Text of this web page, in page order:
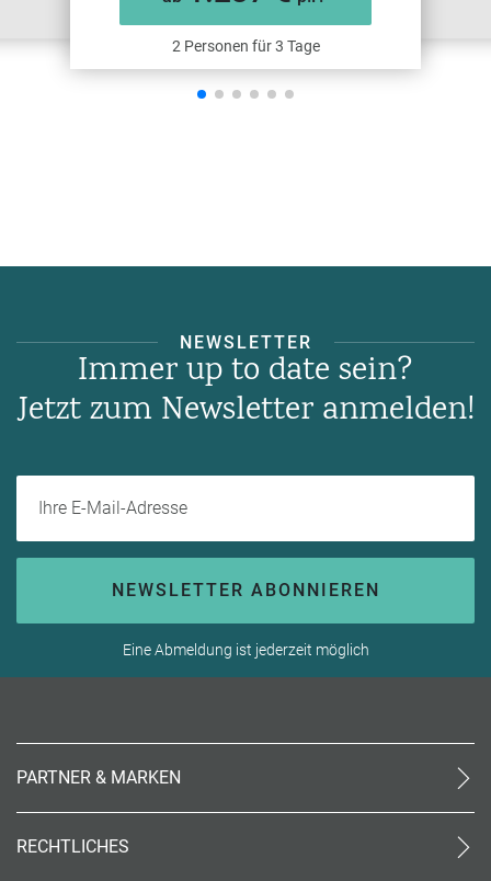
2 Personen für 3 Tage
NEWSLETTER
Immer up to date sein?
Jetzt zum Newsletter anmelden!
NEWSLETTER ABONNIEREN
Eine Abmeldung ist jederzeit möglich
PARTNER & MARKEN
meinreisespezialist
RECHTLICHES